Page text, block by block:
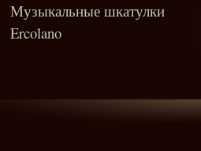
Музыкальные шкатулки
Ercolano